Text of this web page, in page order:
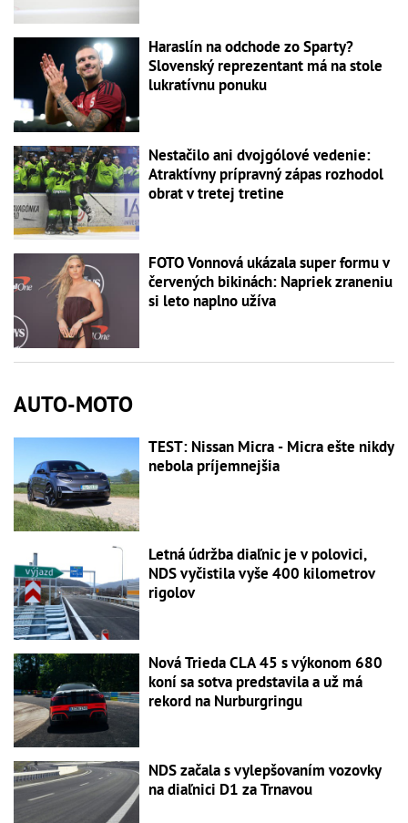
Haraslín na odchode zo Sparty?
Slovenský reprezentant má na stole
lukratívnu ponuku
Nestačilo ani dvojgólové vedenie:
Atraktívny prípravný zápas rozhodol
obrat v tretej tretine
FOTO Vonnová ukázala super formu v
červených bikinách: Napriek zraneniu
si leto naplno užíva
AUTO-MOTO
TEST: Nissan Micra - Micra ešte nikdy
nebola príjemnejšia
Letná údržba diaľnic je v polovici,
NDS vyčistila vyše 400 kilometrov
rigolov
Nová Trieda CLA 45 s výkonom 680
koní sa sotva predstavila a už má
rekord na Nurburgringu
NDS začala s vylepšovaním vozovky
na diaľnici D1 za Trnavou